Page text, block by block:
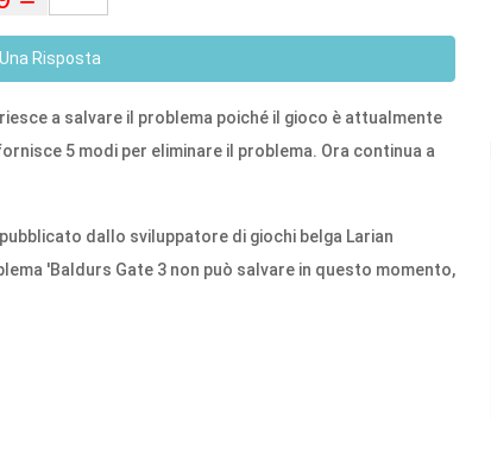
Risposta
a salvare il problema poiché il gioco è attualmente
5 modi per eliminare il problema. Ora continua a
dallo sviluppatore di giochi belga Larian
'Baldurs Gate 3 non può salvare in questo momento,